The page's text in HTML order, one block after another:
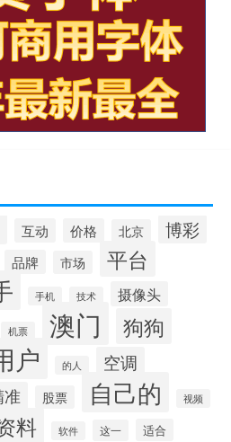
互动 价格 北京 博彩
品牌 市场 平台
手机 技术 摄像头
机票 澳门 狗狗
户 的人 空调
准 股票 自己的 视频
料 软件 这一 适合